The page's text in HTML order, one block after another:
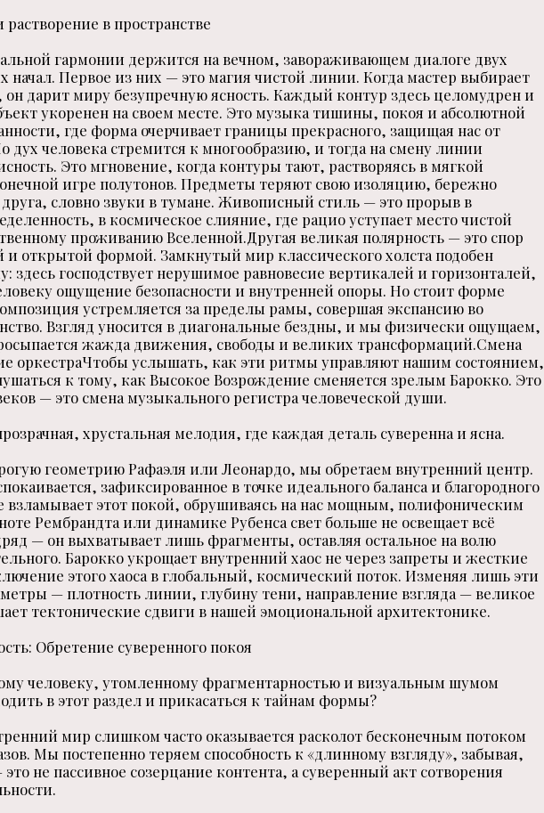
в пространстве
гармонии держится на вечном, завораживающем диалоге двух
начал. Первое из них — это магия чистой линии. Когда мастер выбирает
дарит миру безупречную ясность. Каждый контур здесь целомудрен и
укоренен на своем месте. Это музыка тишины, покоя и абсолютной
где форма очерчивает границы прекрасного, защищая нас от
дух человека стремится к многообразию, и тогда на смену линии
Это мгновение, когда контуры тают, растворяясь в мягкой
игре полутонов. Предметы теряют свою изоляцию, бережно
друга, словно звуки в тумане. Живописный стиль — это прорыв в
в космическое слияние, где рацио уступает место чистой
проживанию Вселенной.Другая великая полярность — это спор
открытой формой. Замкнутый мир классического холста подобен
здесь господствует нерушимое равновесие вертикалей и горизонталей,
ощущение безопасности и внутренней опоры. Но стоит форме
устремляется за пределы рамы, совершая экспансию во
Взгляд уносится в диагональные бездны, и мы физически ощущаем,
жажда движения, свободы и великих трансформаций.Смена
оркестраЧтобы услышать, как эти ритмы управляют нашим состоянием,
к тому, как Высокое Возрождение сменяется зрелым Барокко. Это
— это смена музыкального регистра человеческой души.
хрустальная мелодия, где каждая деталь суверенна и ясна.
геометрию Рафаэля или Леонардо, мы обретаем внутренний центр.
зафиксированное в точке идеального баланса и благородного
взламывает этот покой, обрушиваясь на нас мощным, полифоническим
Рембрандта или динамике Рубенса свет больше не освещает всё
— он выхватывает лишь фрагменты, оставляя остальное на волю
Барокко укрощает внутренний хаос не через запреты и жесткие
этого хаоса в глобальный, космический поток. Изменяя лишь эти
— плотность линии, глубину тени, направление взгляда — великое
тектонические сдвиги в нашей эмоциональной архитектонике.
Обретение суверенного покоя
человеку, утомленному фрагментарностью и визуальным шумом
в этот раздел и прикасаться к тайнам формы?
мир слишком часто оказывается расколот бесконечным потоком
Мы постепенно теряем способность к «длинному взгляду», забывая,
не пассивное созерцание контента, а суверенный акт сотворения